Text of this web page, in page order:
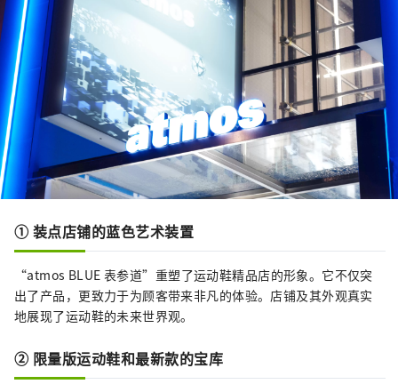
① 装点店铺的蓝色艺术装置
“atmos BLUE 表参道”重塑了运动鞋精品店的形象。它不仅突
出了产品，更致力于为顾客带来非凡的体验。店铺及其外观真实
地展现了运动鞋的未来世界观。
② 限量版运动鞋和最新款的宝库